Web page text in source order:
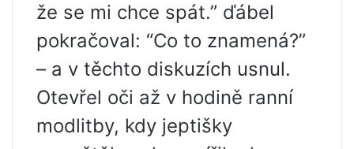
že se mi chce spát.” ďábel
pokračoval: “Co to znamená?”
– a v těchto diskuzích usnul.
Otevřel oči až v hodině ranní
modlitby, kdy jeptišky